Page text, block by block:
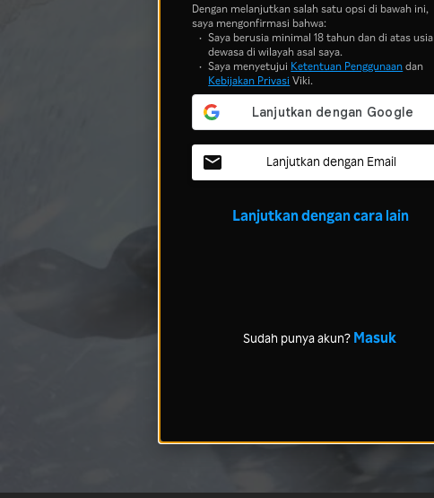
Dengan melanjutkan salah satu opsi di bawah ini,
saya mengonfirmasi bahwa:
Saya berusia minimal 18 tahun dan di atas usia
dewasa di wilayah asal saya.
Saya menyetujui Ketentuan Penggunaandan
Kebijakan Privasi Viki.
Lanjutkan dengan Email
Lanjutkan dengan cara lain
Sudah punya akun? Masuk